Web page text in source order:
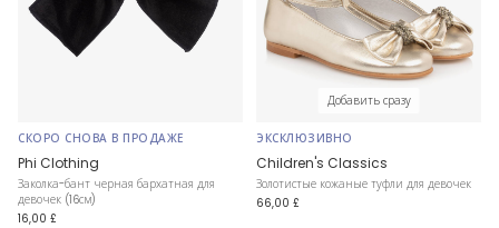
СКОРО СНОВА В ПРОДАЖЕ
Phi Clothing
Заколка-бант черная бархатная для
девочек (16см)
16,00 £
Добавить сразу
ЭКСКЛЮЗИВНО
Children's Classics
Золотистые кожаные туфли для девочек
66,00 £